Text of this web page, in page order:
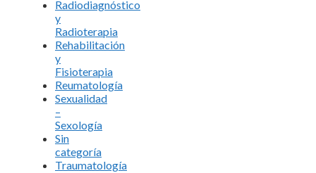
Radiodiagnóstico
y
Radioterapia
Rehabilitación
y
Fisioterapia
Reumatología
Sexualidad
–
Sexología
Sin
categoría
Traumatología